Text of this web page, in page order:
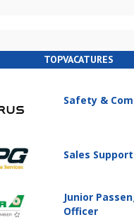
TOPVACATURES
Safety &
Sales
Junior
Officer